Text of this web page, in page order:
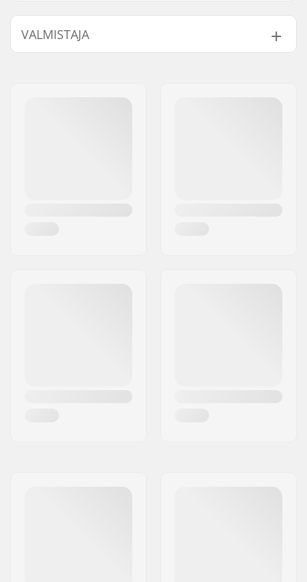
Muoto:
Lapanen
Kiinnitys/Varsi:
Aktiviteetti:
Laskettelu,
VALMISTAJA